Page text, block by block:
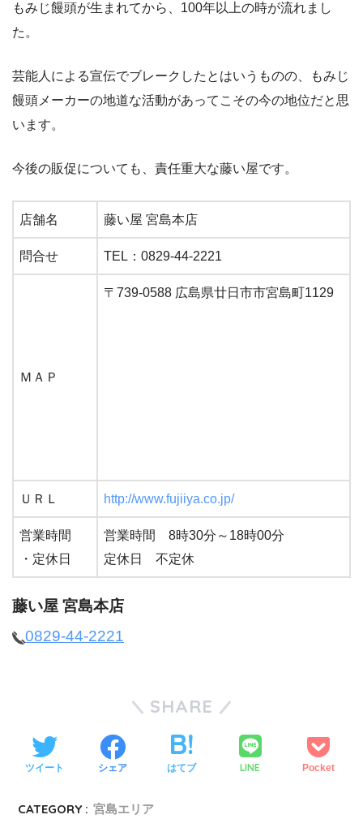
もみじ饅頭が生まれてから、100年以上の時が流れまし
た。
芸能人による宣伝でブレークしたとはいうものの、もみじ
饅頭メーカーの地道な活動があってこその今の地位だと思
います。
今後の販促についても、責任重大な藤い屋です。
店舗名 藤い屋 宮島本店
問合せ TEL：0829-44-2221
ＭＡＰ
〒739-0588 広島県廿日市市宮島町1129
ＵＲＬ http://www.fujiiya.co.jp/
営業時間
・定休日
営業時間 8時30分～18時00分
定休日 不定休
藤い屋 宮島本店
0829-44-2221
SHARE
ツイート シェア はてブ LINE Pocket
CATEGORY : 宮島エリア